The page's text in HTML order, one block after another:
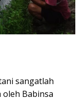
sangatlah
Babinsa